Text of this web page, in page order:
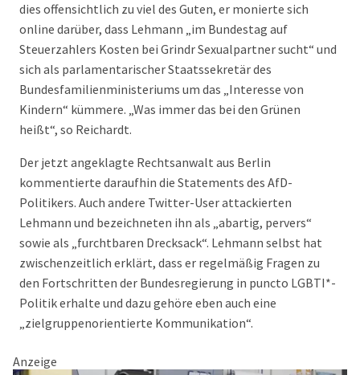
dies offensichtlich zu viel des Guten, er monierte sich
online darüber, dass Lehmann „im Bundestag auf
Steuerzahlers Kosten bei Grindr Sexualpartner sucht“ und
sich als parlamentarischer Staatssekretär des
Bundesfamilienministeriums um das „Interesse von
Kindern“ kümmere. „Was immer das bei den Grünen
heißt“, so Reichardt.
Der jetzt angeklagte Rechtsanwalt aus Berlin
kommentierte daraufhin die Statements des AfD-
Politikers. Auch andere Twitter-User attackierten
Lehmann und bezeichneten ihn als „abartig, pervers“
sowie als „furchtbaren Drecksack“. Lehmann selbst hat
zwischenzeitlich erklärt, dass er regelmäßig Fragen zu
den Fortschritten der Bundesregierung in puncto LGBTI*-
Politik erhalte und dazu gehöre eben auch eine
„zielgruppenorientierte Kommunikation“.
Anzeige